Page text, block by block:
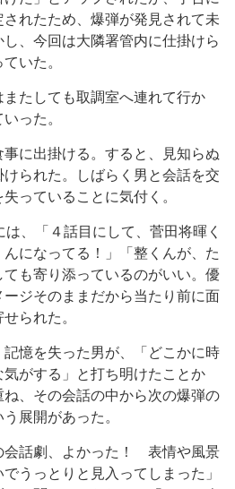
れたため、爆弾が発見されて未
、今回は大隣署管内に仕掛けら
いた。
たしても取調室へ連れて行か
った。
に出掛ける。すると、見知らぬ
られた。しばらく男と会話を交
っていることに気付く。
、「４話目にして、菅田将暉く
になってる！」「整くんが、た
も寄り添っているのがいい。優
ジそのままだから当たり前に面
られた。
憶を失った男が、「どこかに時
がする」と打ち明けたことか
、その会話の中から次の爆弾の
展開があった。
話劇、よかった！ 表情や風景
うっとりと見入ってしまった」